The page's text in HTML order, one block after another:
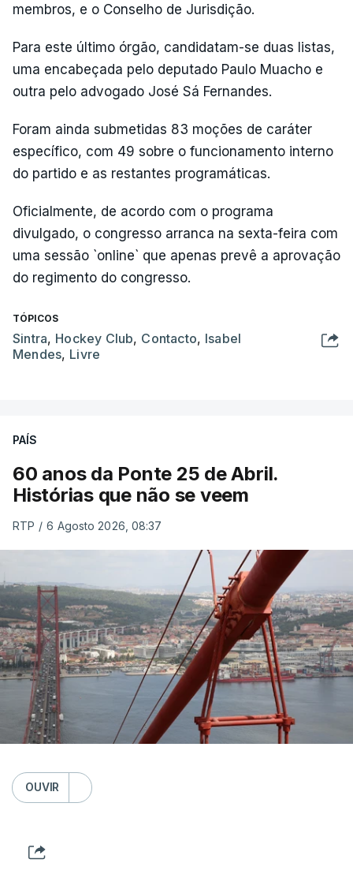
membros, e o Conselho de Jurisdição.
Para este último órgão, candidatam-se duas listas,
uma encabeçada pelo deputado Paulo Muacho e
outra pelo advogado José Sá Fernandes.
Foram ainda submetidas 83 moções de caráter
específico, com 49 sobre o funcionamento interno
do partido e as restantes programáticas.
Oficialmente, de acordo com o programa
divulgado, o congresso arranca na sexta-feira com
uma sessão `online` que apenas prevê a aprovação
do regimento do congresso.
TÓPICOS
Sintra, Hockey Club, Contacto, Isabel
Mendes, Livre
PAÍS
60 anos da Ponte 25 de Abril.
Histórias que não se veem
RTP / 6 Agosto 2026, 08:37
OUVIR